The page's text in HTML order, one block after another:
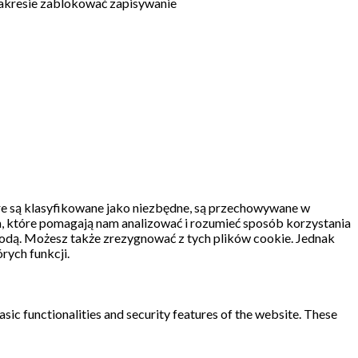
zablokować zapisywanie
klasyfikowane jako niezbędne, są przechowywane w
pomagają nam analizować i rozumieć sposób korzystania
Możesz także zrezygnować z tych plików cookie. Jednak
funkcji.
functionalities and security features of the website. These